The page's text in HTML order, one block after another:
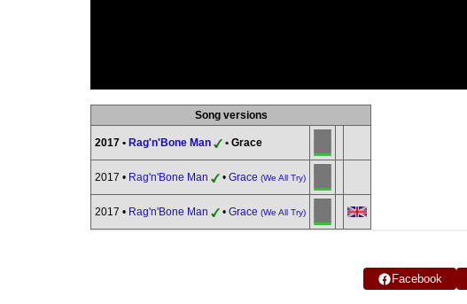
Song versions
2017 • Rag'n'Bone Man • Grace
2017 • Rag'n'Bone Man • Grace (We All Try)
2017 • Rag'n'Bone Man • Grace (We All Try)
Facebook